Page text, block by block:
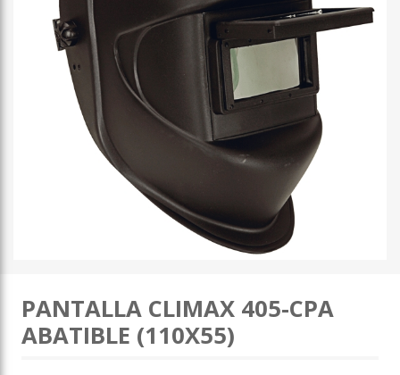
PANTALLA CLIMAX 405-CPA
ABATIBLE (110X55)